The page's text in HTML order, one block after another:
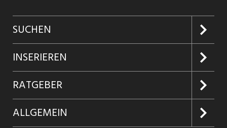
SUCHEN
Jobs suchen
Jobabo
Firmen entdecken
INSERIEREN
Kundenlogin
Inserieren
RATGEBER
Glossar
ALLGEMEIN